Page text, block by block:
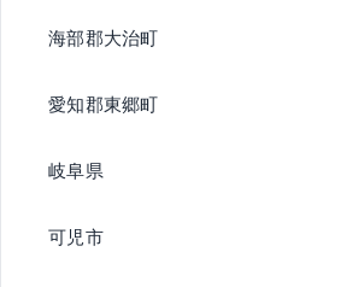
海部郡大治町
愛知郡東郷町
岐阜県
可児市